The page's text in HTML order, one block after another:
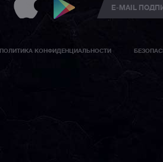
ПОЛИТИКА КОНФИДЕНЦИАЛЬНОСТИ